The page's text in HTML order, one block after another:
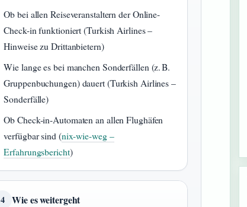
Ob bei allen Reiseveranstaltern der Online-
Check-in funktioniert (Turkish Airlines –
Hinweise zu Drittanbietern)
Wie lange es bei manchen Sonderfällen (z. B.
Gruppenbuchungen) dauert (Turkish Airlines –
Sonderfälle)
Ob Check-in-Automaten an allen Flughäfen
verfügbar sind (nix-wie-weg –
Erfahrungsbericht)
4 Wie es weitergeht